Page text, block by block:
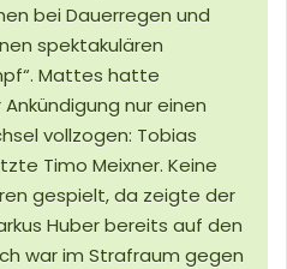
bei Dauerregen und
spektakulären
Mattes hatte
nur einen
vollzogen: Tobias
Timo Meixner. Keine
gespielt, da zeigte der
Huber bereits auf den
war im Strafraum gegen